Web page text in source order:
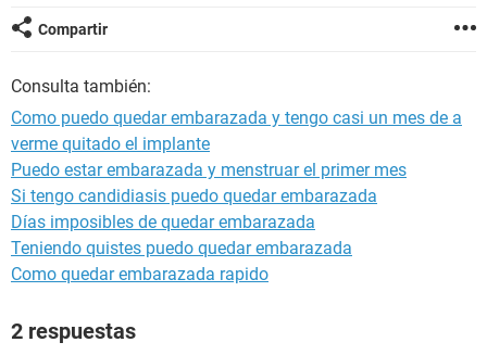
Compartir
Consulta también:
Como puedo quedar embarazada y tengo casi un mes de a
verme quitado el implante
Puedo estar embarazada y menstruar el primer mes
Si tengo candidiasis puedo quedar embarazada
Días imposibles de quedar embarazada
Teniendo quistes puedo quedar embarazada
Como quedar embarazada rapido
2 respuestas